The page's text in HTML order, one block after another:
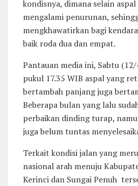
kondisnya, dimana selain
mengalami penurunan,
mengkhawatirkan bagi
baik roda dua dan empat.
Pantauan media ini, Sabtu
pukul 17.35 WIB aspal yang
bertambah panjang juga
Beberapa bulan yang lalu
perbaikan dinding turap,
juga belum tuntas
Terkait kondisi jalan yang
nasional arah menuju
Kerinci dan Sungai Penuh